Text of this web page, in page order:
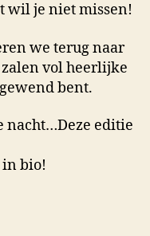
wil je niet missen!
we terug naar
zalen vol heerlijke
bent.
nacht…Deze editie
bio!